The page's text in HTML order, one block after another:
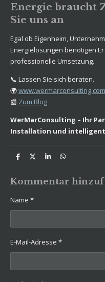
Energie braucht
Sie uns an
Egal ob Eigenheim,
Energielösungen benötigen
professionelle Umsetzung.
📞 Lassen Sie sich beraten.
🌍www.wermarconsulting.com
📰 Zum Blog
WerMarConsulting – Ihr
Installation und
T
l
e
T
l
e
T
l
e
T
l
e
Kommentar
Name *
E-Mail-Adresse *